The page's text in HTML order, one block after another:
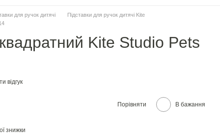
для ручок дитячі
Підставки для ручок дитячі Kite
Kite Studio Pets
відгук
Порівняти В бажання
знижки